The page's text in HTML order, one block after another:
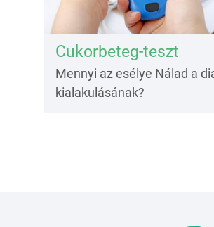
Cukorbeteg-teszt
Mennyi az esélye Nálad a
kialakulásának?